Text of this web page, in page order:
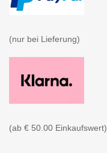
(nur bei Lieferung)
(ab € 50.00 Einkaufswert)